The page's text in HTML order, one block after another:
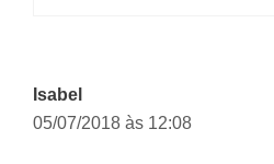
Isabel
05/07/2018 às 12:08